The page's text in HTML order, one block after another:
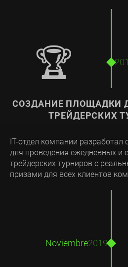
СОЗДАНИЕ ПЛОЩАДКИ
ТРЕЙДЕРСКИХ
IT-отдел компании
для проведения ежедневных и
трейдерских турниров с
призами для всех клиентов
🏆
Noviembre2019